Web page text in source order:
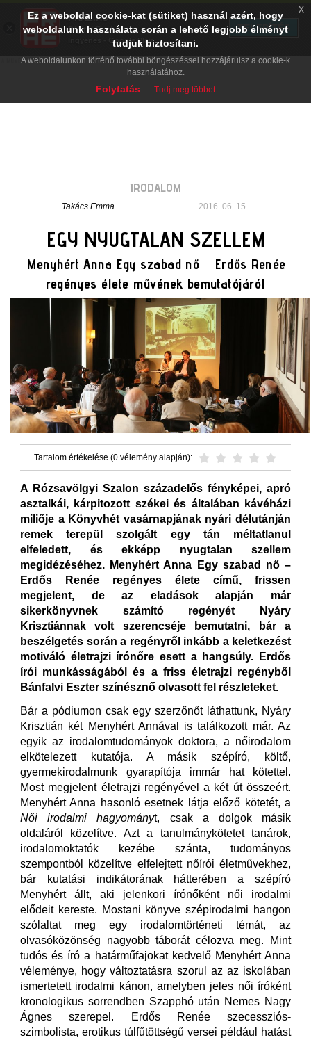
IRODALOM
Takács Emma 2016. 06. 15.
EGY NYUGTALAN SZELLEM
Menyhért Anna Egy szabad nő – Erdős Renée
regényes élete művének bemutatójáról
Tartalom értékelése (0 vélemény alapján):
A Rózsavölgyi Szalon századelős fényképei, apró
asztalkái, kárpitozott székei és általában kávéházi
miliője a Könyvhét vasárnapjának nyári délutánján
remek terepül szolgált egy tán méltatlanul
elfeledett, és ekképp nyugtalan szellem
megidézéséhez. Menyhért Anna Egy szabad nő –
Erdős Renée regényes élete című, frissen
megjelent, de az eladások alapján már
sikerkönyvnek számító regényét Nyáry
Krisztiánnak volt szerencséje bemutatni, bár a
beszélgetés során a regényről inkább a keletkezést
motiváló életrajzi írónőre esett a hangsúly. Erdős
írói munkásságából és a friss életrajzi regényből
Bánfalvi Eszter színésznő olvasott fel részleteket.
Bár a pódiumon csak egy szerzőnőt láthattunk, Nyáry
Krisztián két Menyhért Annával is találkozott már. Az
egyik az irodalomtudományok doktora, a nőirodalom
elkötelezett kutatója. A másik szépíró, költő,
gyermekirodalmunk gyarapítója immár hat kötettel.
Most megjelent életrajzi regényével a két út összeért.
Menyhért Anna hasonló esetnek látja előző kötetét, a
Női irodalmi hagyományt, csak a dolgok másik
oldaláról közelítve. Azt a tanulmánykötetet tanárok,
irodalomoktatók kezébe szánta, tudományos
szempontból közelítve elfelejtett nőírói életművekhez,
bár kutatási indikátorának hátterében a szépíró
Menyhért állt, aki jelenkori írónőként női irodalmi
elődeit kereste. Mostani könyve szépirodalmi hangon
szólaltat meg egy irodalomtörténeti témát, az
olvasóközönség nagyobb táborát célozva meg. Mint
tudós és író a határműfajokat kedvelő Menyhért Anna
véleménye, hogy változtatásra szorul az az iskolában
ismertetett irodalmi kánon, amelyben jeles női íróként
kronologikus sorrendben Szapphó után Nemes Nagy
Ágnes szerepel. Erdős Renée szecessziós-
szimbolista, erotikus túlfűtöttségű versei például hatást
Ez a weboldal cookie-kat (sütiket) használ azért, hogy
weboldalunk használata során a lehető legjobb élményt
tudjuk biztosítani.
A weboldalunkon történő további böngészéssel hozzájárulsz a cookie-k
használatához.
Folytatás Tudj meg többet
x
PRAE.HU
Digital Evolution
Ingyenes - Google Play
TELEPÍTÉS